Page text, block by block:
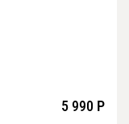
5 990 Р